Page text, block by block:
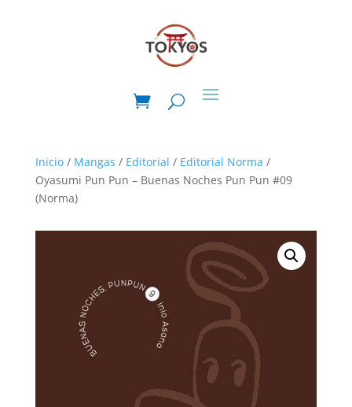
Inicio/ Mangas / Editorial / Editorial Norma /
Oyasumi Pun Pun – Buenas Noches Pun Pun #09
(Norma)